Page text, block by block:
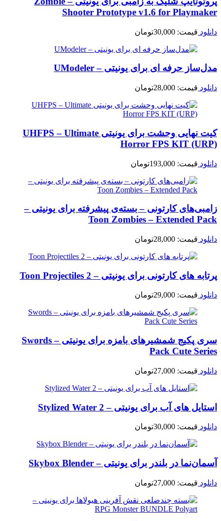
Shooter Prototype v1.6 for Playmaker
دانلود قیمت: 30,000تومان
مدل‌ساز حرفه ای برای یونیتی – UModeler
دانلود قیمت: 28,000تومان
کیت نهایی وحشت برای یونیتی UHFPS – Ultimate
Horror FPS KIT (URP)
دانلود قیمت: 193,000تومان
زامبی‌های کارتونی – بسته‌ی پیشرفته برای یونیتی –
Toon Zombies – Extended Pack
دانلود قیمت: 28,000تومان
پرتابه های کارتونی برای یونیتی – Toon Projectiles 2
دانلود قیمت: 29,000تومان
سری پکیج شمشیرهای بامزه برای یونیتی – Swords
Pack Cute Series
دانلود قیمت: 27,000تومان
استایل های آب برای یونیتی – Stylized Water 2
دانلود قیمت: 30,000تومان
آسمان‌نما در بلندر برای یونیتی – Skybox Blender
دانلود قیمت: 27,000تومان